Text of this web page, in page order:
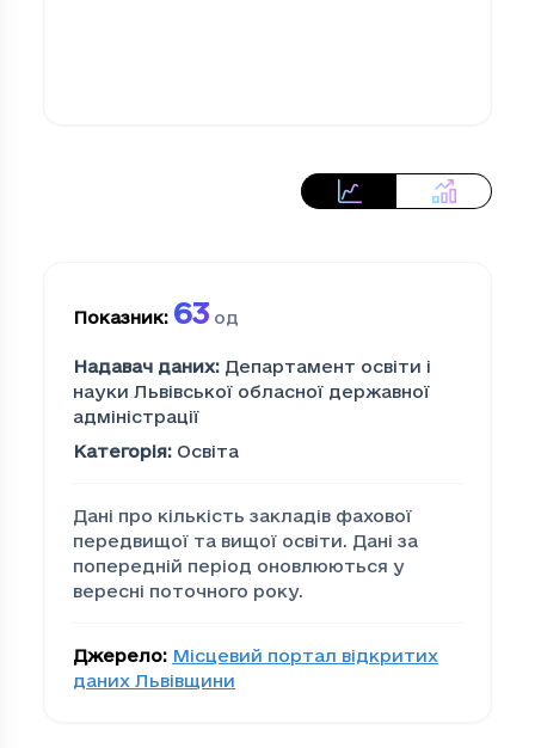
Показник: 63 од
Надавач даних: Департамент освіти і
науки Львівської обласної державної
адміністрації
Категорія: Освіта
Дані про кількість закладів фахової
передвищої та вищої освіти. Дані за
попередній період оновлюються у
вересні поточного року.
Джерело: Місцевий портал відкритих
даних Львівщини